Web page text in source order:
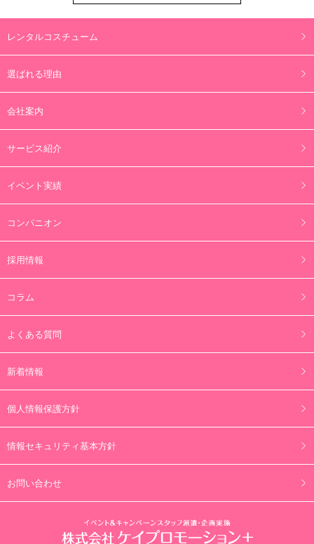
レンタルコスチューム
選ばれる理由
会社案内
サービス紹介
イベント実績
コンパニオン
採用情報
コラム
よくある質問
新着情報
個人情報保護方針
情報セキュリティ基本方針
お問い合わせ